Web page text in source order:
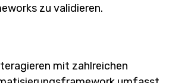
zu validieren.
mit zahlreichen